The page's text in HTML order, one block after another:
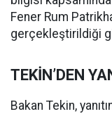
Fener Rum
gerçekleştirildiği
TEKİN’DEN
Bakan Tekin,